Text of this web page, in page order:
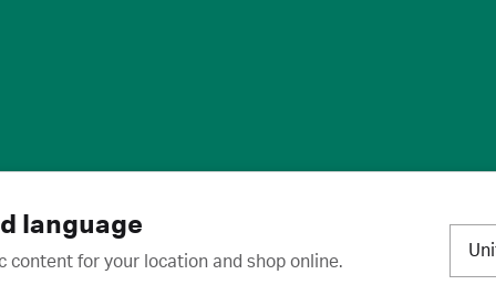
language
content for your location and shop online.
·